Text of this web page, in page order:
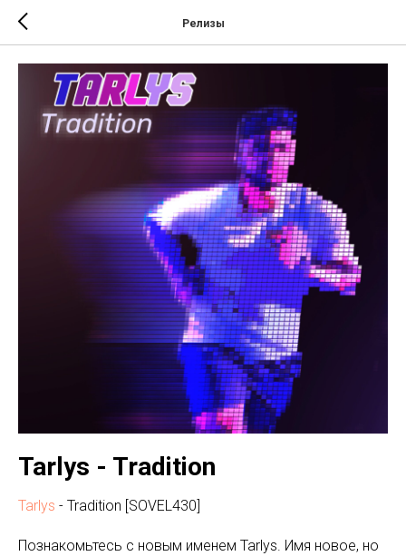
Релизы
Tarlys - Tradition
Tarlys - Tradition [SOVEL430]
Познакомьтесь с новым именем Tarlys. Имя новое, но